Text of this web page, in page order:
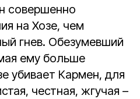
совершенно
на Хозе, чем
гнев. Обезумевший
ему больше
убивает Кармен, для
честная, жгучая –